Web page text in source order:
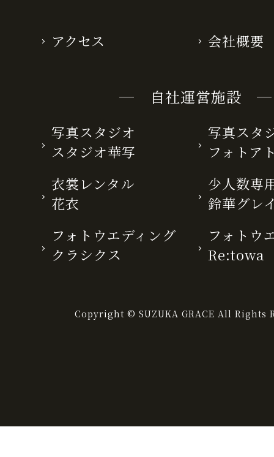
アクセス 会社概要
─ 自社運営施設 ─
写真スタジオ
スタジオ華写
写真スタ
フォトア
衣裳レンタル
花衣
少人数専
鈴華グレ
フォトウエディング
クラシクス
フォトウ
Re:towa
Copyright © SUZUKA GRACE All Rights